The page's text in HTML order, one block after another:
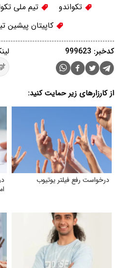
تکواندو تیم ملی
کاپیتان پیشین
کدخبر: 999623
از کارزارهای زیر حمایت کنید:
درخواست رفع فیلتر یوتیوب